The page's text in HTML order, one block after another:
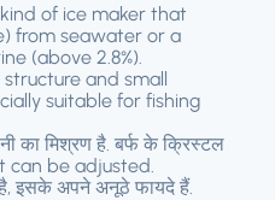
of ice maker that
) from seawater or a
(above 2.8%).
and small
suitable for fishing
का मिश्रण है. बर्फ के क्रिस्टल
can be adjusted
है, इसके अपने अनूठे फायदे हैं.